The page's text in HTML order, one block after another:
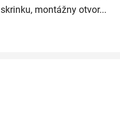
skrinku, montážny otvor...